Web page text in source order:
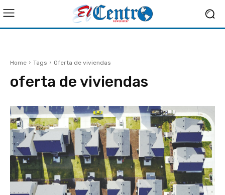
Home Tags Oferta de viviendas
oferta de viviendas